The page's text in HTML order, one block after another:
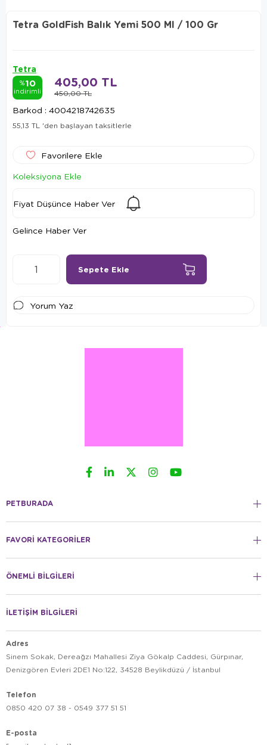
Tetra GoldFish Balık Yemi 500 Ml / 100 Gr
Tetra
%10
indirimli 450,00 TL
405,00 TL
Barkod : 4004218742635
55,13 TL 'den başlayan taksitlerle
Favorilere Ekle
Koleksiyona Ekle
Fiyat Düşünce Haber Ver
Gelince Haber Ver
Yorum Yaz
PETBURADA
FAVORİ KATEGORİLER
ÖNEMLİ BİLGİLERİ
İLETİŞİM BİLGİLERİ
Adres
Sinem Sokak, Dereağzı Mahallesi Ziya Gökalp Caddesi, Gürpınar,
Denizgören Evleri 2DE1 No:122, 34528 Beylikdüzü / İstanbul
Telefon
0850 420 07 38 - 0549 377 51 51
E-posta